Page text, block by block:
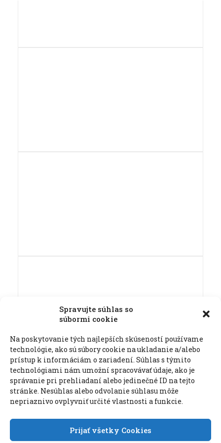
Spravujte súhlas so
súbormi cookie
Na poskytovanie tých najlepších skúseností používame
technológie, ako sú súbory cookie na ukladanie a/alebo
prístup k informáciám o zariadení. Súhlas s týmito
technológiami nám umožní spracovávať údaje, ako je
správanie pri prehliadaní alebo jedinečné ID na tejto
stránke. Nesúhlas alebo odvolanie súhlasu môže
nepriaznivo ovplyvniť určité vlastnosti a funkcie.
Prijať všetky Cookies